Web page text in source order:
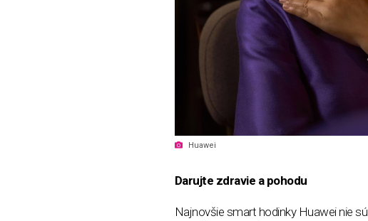
Huawei
Darujte zdravie a pohodu
Najnovšie smart hodinky Huawei nie sú